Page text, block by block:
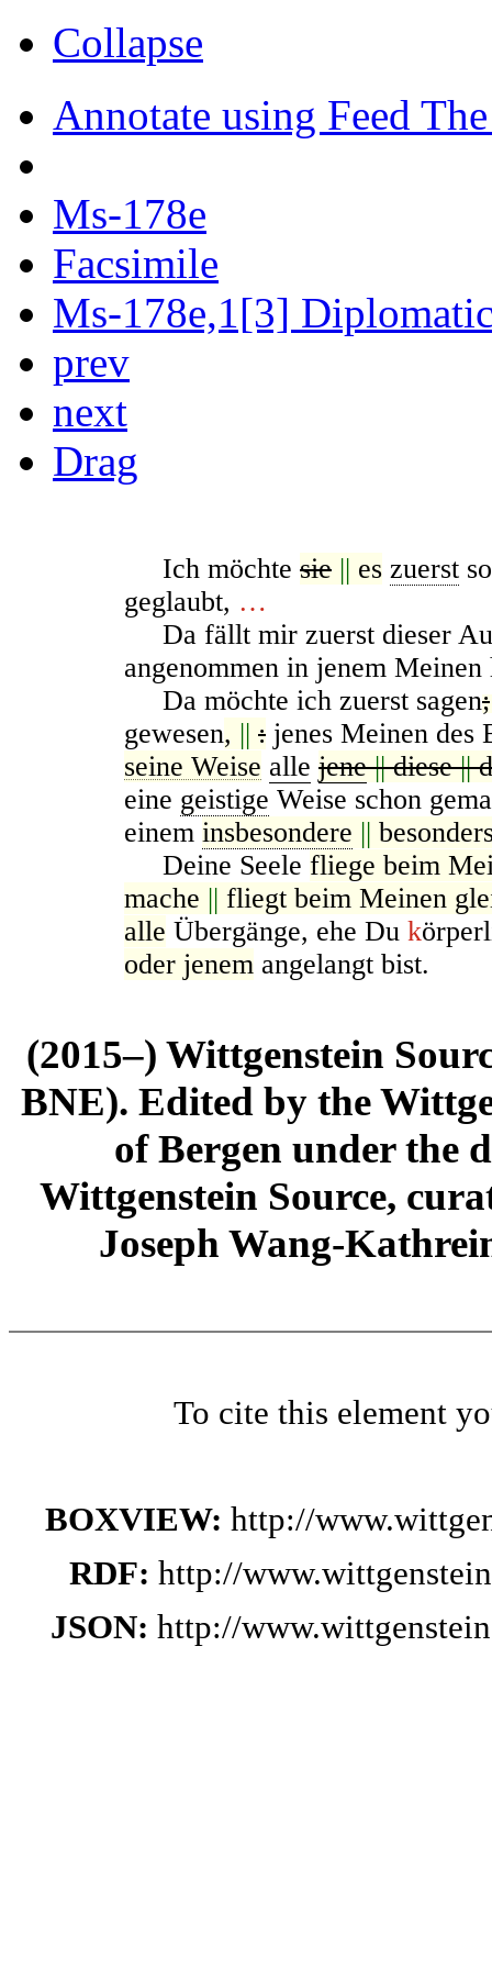
Collapse
Annotate using Feed
Ms-178e
Facsimile
Ms-178e,1[3]
prev
next
Drag
Ich möchte sie || es zuerst
geglaubt, …
Da fällt mir zuerst dieser
angenommen in jenem Meinen
Da möchte ich zuerst sagen;
gewesen, || : jenes Meinen des
seine Weise alle jene||diese||
eine geistige Weise schon
einem insbesondere ||
Deine Seele fliege beim
mache || fliegt beim Meinen
alle Übergänge, ehe Du k
oder jenem angelangt bist.
(2015–) Wittgenstein
BNE). Edited by the
of Bergen under the
Wittgenstein Source,
Joseph Wang-
To cite this element
BOXVIEW: http://
RDF: http://
JSON: http://